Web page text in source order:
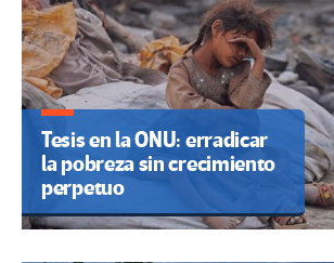
Tesis en la ONU: erradicar
la pobreza sin crecimiento
perpetuo